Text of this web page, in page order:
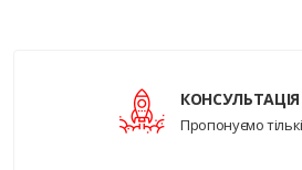
КОНСУЛЬТАЦІЯ
Пропонуємо